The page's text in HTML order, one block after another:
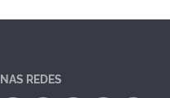
NAS REDES